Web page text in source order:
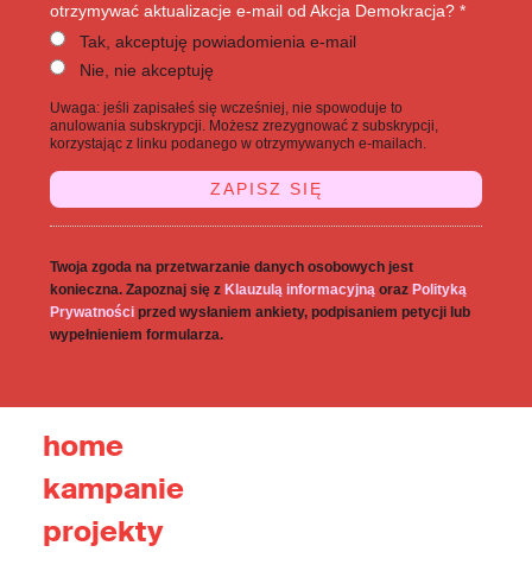
otrzymywać aktualizacje e-mail od Akcja Demokracja? *
Tak, akceptuję powiadomienia e-mail
Nie, nie akceptuję
Uwaga: jeśli zapisałeś się wcześniej, nie spowoduje to
anulowania subskrypcji. Możesz zrezygnować z subskrypcji,
korzystając z linku podanego w otrzymywanych e-mailach.
Twoja zgoda na przetwarzanie danych osobowych jest
konieczna. Zapoznaj się z Klauzulą informacyjną oraz Polityką
Prywatności przed wysłaniem ankiety, podpisaniem petycji lub
wypełnieniem formularza.
home
kampanie
projekty